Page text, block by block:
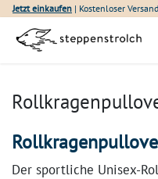
Zum Inhalt springen
Jetzt einkaufen | Kostenloser
Der sportliche Unisex-